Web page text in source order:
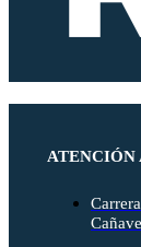
ATENCIÓN